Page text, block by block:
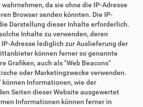
da sie ohne die IP-Adresse
Browser senden könnten. Die IP-
Darstellung dieser Inhalte erforderlich.
Inhalte zu verwenden, deren
Adresse lediglich zur Auslieferung der
können ferner so genannte
Grafiken, auch als "Web Beacons"
oder Marketingzwecke verwenden.
können Informationen, wie der
Seiten dieser Website ausgewertet
Informationen können ferner in